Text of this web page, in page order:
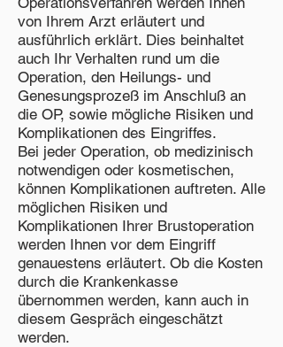
von Ihrem Arzt erläutert und
ausführlich erklärt. Dies beinhaltet
auch Ihr Verhalten rund um die
Operation, den Heilungs- und
Genesungsprozeß im Anschluß an
die OP, sowie mögliche Risiken und
Komplikationen des Eingriffes.
Bei jeder Operation, ob medizinisch
notwendigen oder kosmetischen,
können Komplikationen auftreten. Alle
möglichen Risiken und
Komplikationen Ihrer Brustoperation
werden Ihnen vor dem Eingriff
genauestens erläutert. Ob die Kosten
durch die Krankenkasse
übernommen werden, kann auch in
diesem Gespräch eingeschätzt
werden.